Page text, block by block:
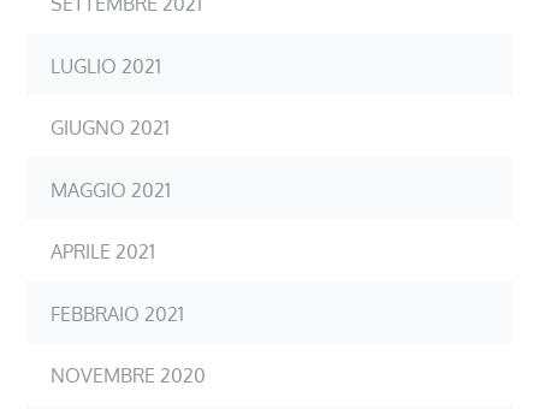
LUGLIO 2021
GIUGNO 2021
MAGGIO 2021
APRILE 2021
FEBBRAIO 2021
NOVEMBRE 2020